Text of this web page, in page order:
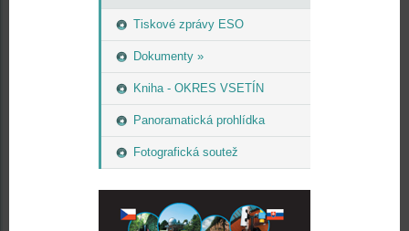
Tiskové zprávy ESO
Dokumenty »
Kniha - OKRES VSETÍN
Panoramatická prohlídka
Fotografická soutež